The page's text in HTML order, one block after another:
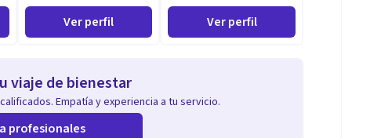
Ver perfil Ver perfil
viaje de bienestar
Empatía y experiencia a tu servicio.
profesionales